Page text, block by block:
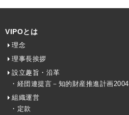
VIPOとは
理念
理事長挨拶
設立趣旨・沿革
・経団連提言－知的財産推進計画2004
組織運営
・定款